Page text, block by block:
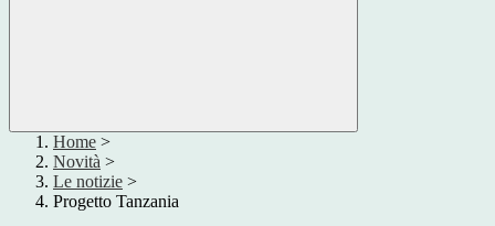
Home >
Novità >
Le notizie >
Progetto Tanzania